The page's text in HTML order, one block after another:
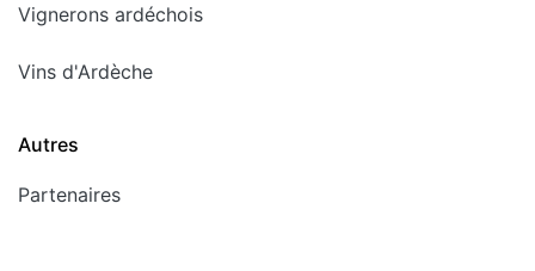
Vignerons ardéchois
Vins d'Ardèche
Autres
Partenaires